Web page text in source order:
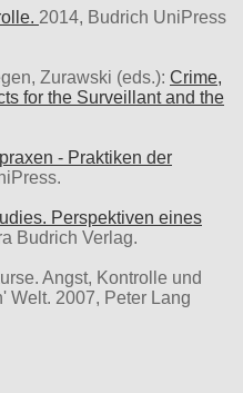
2014, Budrich UniPress
Zurawski (eds.): Crime,
for the Surveillant and the
- Praktiken der
Perspektiven eines
Budrich Verlag.
Angst, Kontrolle und
Welt. 2007, Peter Lang